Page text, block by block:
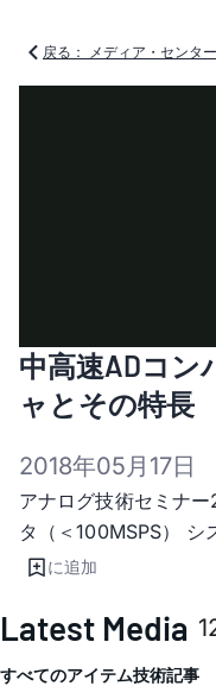
戻る： メディア・センター
中高速ADコン
ャとその特長
2018年05月17日
アナログ技術セミナ
タ（＜100MSPS） シ
に追加
Latest Media
すべてのアイテム技術記事